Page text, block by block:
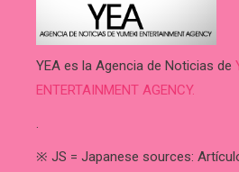
YEA es la Agencia de Noticias de
ENTERTAINMENT AGENCY.
.
※ JS = Japanese sources: